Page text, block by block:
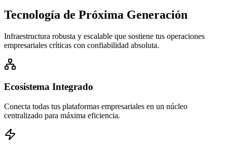
Tecnología de Próxima Generación
Infraestructura robusta y escalable que sostiene tus operaciones
empresariales críticas con confiabilidad absoluta.
Ecosistema Integrado
Conecta todas tus plataformas empresariales en un núcleo
centralizado para máxima eficiencia.